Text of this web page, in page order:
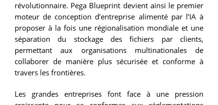
révolutionnaire. Pega Blueprint devient ainsi le premier
moteur de conception d’entreprise alimenté par l’IA à
proposer à la fois une régionalisation mondiale et une
séparation du stockage des fichiers par clients,
permettant aux organisations multinationales de
collaborer de manière plus sécurisée et conforme à
travers les frontières.
Les grandes entreprises font face à une pression